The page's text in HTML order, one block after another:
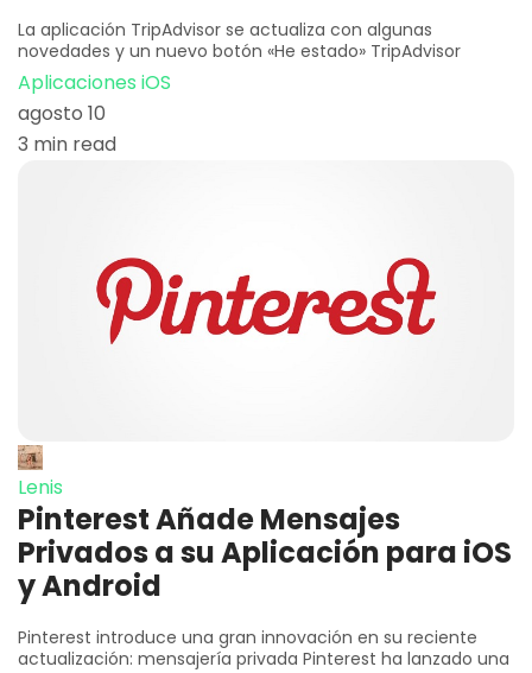
La aplicación TripAdvisor se actualiza con algunas
novedades y un nuevo botón «He estado» TripAdvisor
Aplicaciones iOS
agosto 10
3 min read
Lenis
Pinterest Añade Mensajes
Privados a su Aplicación para iOS
y Android
Pinterest introduce una gran innovación en su reciente
actualización: mensajería privada Pinterest ha lanzado una